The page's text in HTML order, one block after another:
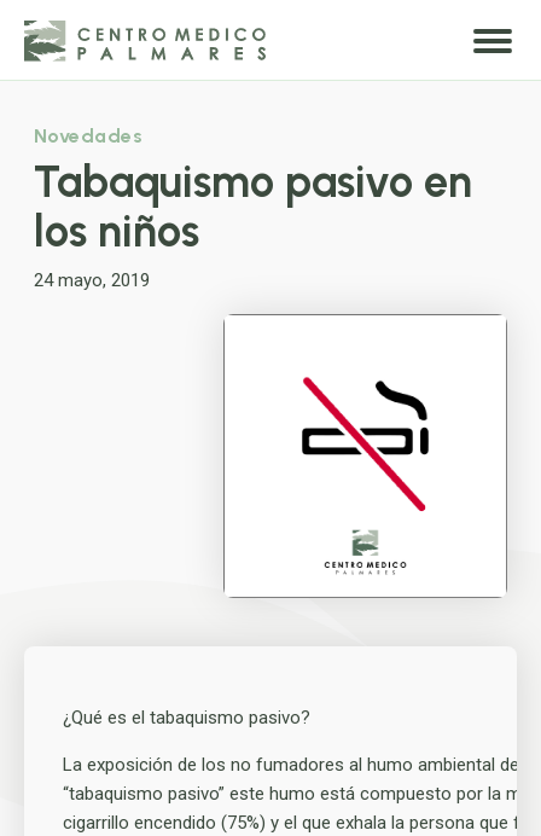
Novedades
Tabaquismo pasivo en
los niños
24 mayo, 2019
¿Qué es el tabaquismo pasivo?
La exposición de los no fumadores al humo ambiental de
“tabaquismo pasivo” este humo está compuesto por la
cigarrillo encendido (75%) y el que exhala la persona que